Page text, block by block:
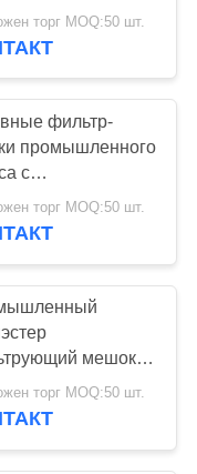
из
45
фильтр клетка
торг MOQ:50 шт.
фильтр-
промышленного
с
пыли
торг MOQ:50 шт.
мешок
фильт
торг MOQ:50 шт.